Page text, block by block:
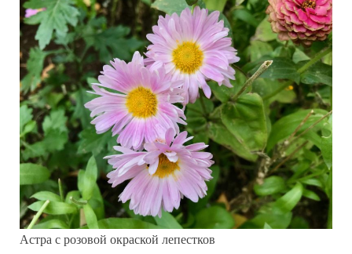
Астра с розовой окраской лепестков